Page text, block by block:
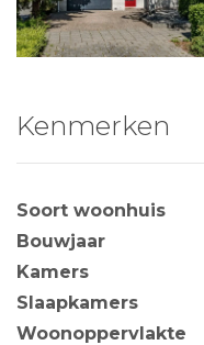
Kenmerken
Soort woonhuis
Bouwjaar
Kamers
Slaapkamers
Woonoppervlakte